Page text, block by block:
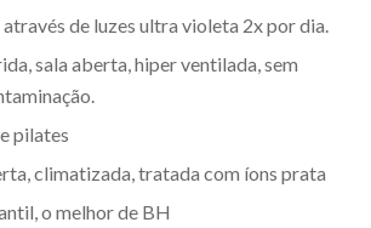
de luzes ultra violeta 2x por dia.
sala aberta, hiper ventilada, sem
pilates
climatizada, tratada com íons prata
o melhor de BH